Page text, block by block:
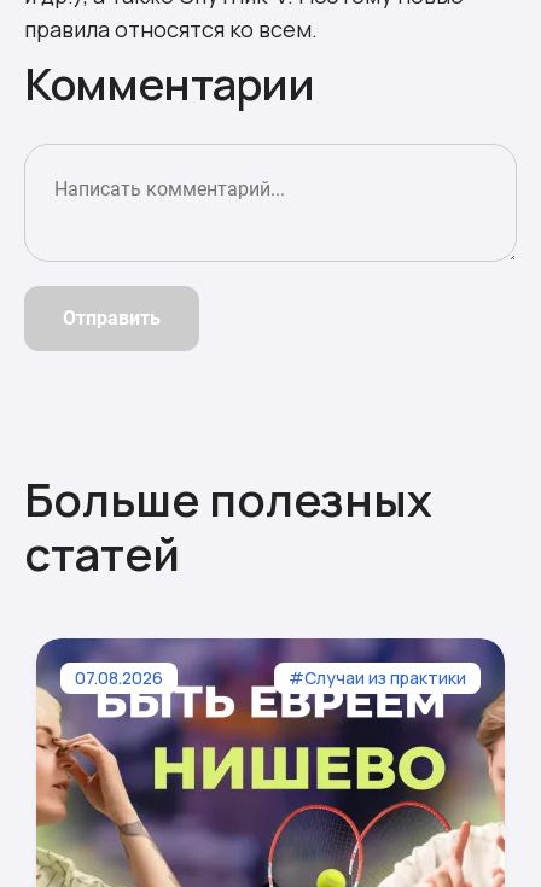
правила относятся ко всем.
Комментарии
Отправить
Больше полезных
статей
07.08.2026 #Случаи из практики